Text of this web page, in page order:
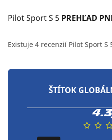
Pilot Sport S 5 PREHĽAD
Existuje 4 recenzií Pilot Sport S
ŠTÍTOK